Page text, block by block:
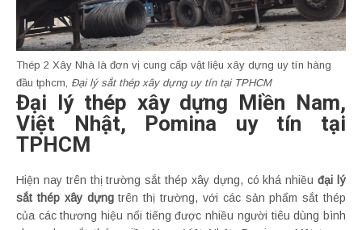
Thép 2 Xây Nhà là đơn vị cung cấp vật liệu xây dựng uy tín hàng
đầu tphcm, Đại lý sắt thép xây dựng uy tín tại TPHCM
Đại lý thép xây dựng Miền Nam,
Việt Nhật, Pomina uy tín tại
TPHCM
Hiện nay trên thị trường sắt thép xây dựng, có khá nhiềuđại lý
sắt thép xây dựngtrên thị trường, với các sản phẩm sắt thép
của các thương hiệu nổi tiếng được nhiều người tiêu dùng bình